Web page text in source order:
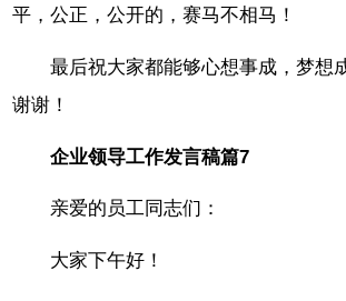
平，公正，公开的，赛马不相马！
最后祝大家都能够心想事成，梦想
谢谢！
企业领导工作发言稿篇7
亲爱的员工同志们：
大家下午好！